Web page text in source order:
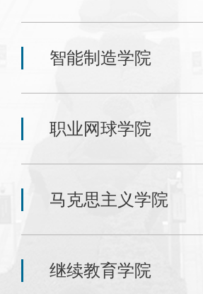
智能制造学院
职业网球学院
马克思主义学院
继续教育学院